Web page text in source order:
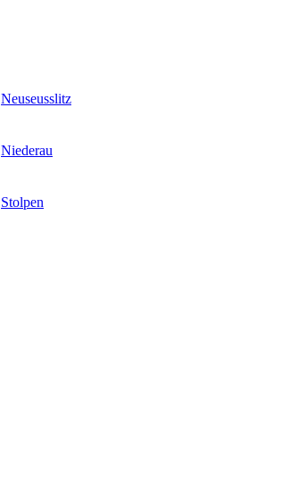
Neuseusslitz
Niederau
Stolpen